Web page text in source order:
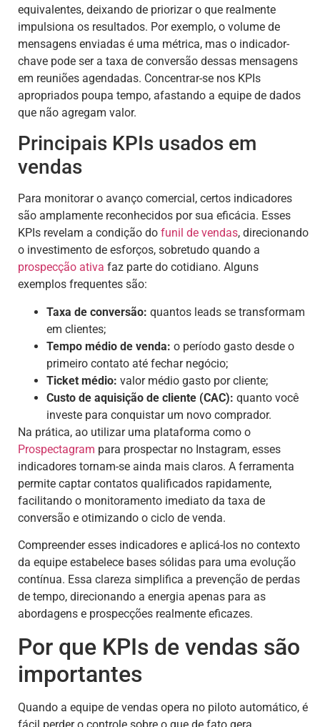
equivalentes, deixando de priorizar o que realmente
impulsiona os resultados. Por exemplo, o volume de
mensagens enviadas é uma métrica, mas o indicador-
chave pode ser a taxa de conversão dessas mensagens
em reuniões agendadas. Concentrar-se nos KPIs
apropriados poupa tempo, afastando a equipe de dados
que não agregam valor.
Principais KPIs usados em
vendas
Para monitorar o avanço comercial, certos indicadores
são amplamente reconhecidos por sua eficácia. Esses
KPIs revelam a condição do funil de vendas, direcionando
o investimento de esforços, sobretudo quando a
prospecção ativa faz parte do cotidiano. Alguns
exemplos frequentes são:
Taxa de conversão: quantos leads se transformam
em clientes;
Tempo médio de venda: o período gasto desde o
primeiro contato até fechar negócio;
Ticket médio: valor médio gasto por cliente;
Custo de aquisição de cliente (CAC): quanto você
investe para conquistar um novo comprador.
Na prática, ao utilizar uma plataforma como o
Prospectagram para prospectar no Instagram, esses
indicadores tornam-se ainda mais claros. A ferramenta
permite captar contatos qualificados rapidamente,
facilitando o monitoramento imediato da taxa de
conversão e otimizando o ciclo de venda.
Compreender esses indicadores e aplicá-los no contexto
da equipe estabelece bases sólidas para uma evolução
contínua. Essa clareza simplifica a prevenção de perdas
de tempo, direcionando a energia apenas para as
abordagens e prospecções realmente eficazes.
Por que KPIs de vendas são
importantes
Quando a equipe de vendas opera no piloto automático, é
fácil perder o controle sobre o que de fato gera